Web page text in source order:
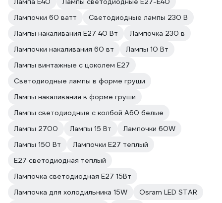
Лампочки 60 ватт
Светодиодные лампы 230 В
Лампы накаливания E27 40 Вт
Лампочка 230 в
Лампочки накаливания 60 вт
Лампы 10 Вт
Лампы винтажные с цоколем E27
Светодиодные лампы в форме груши
Лампы накаливания в форме груши
Лампы светодиодные с колбой A60 белые
Лампы 2700
Лампы 15 Вт
Лампочки 60W
Лампы 150 Вт
Лампочки E27 теплый
E27 светодиодная теплый
Лампочка светодиодная E27 15Вт
Лампочка для холодильника 15W
Osram LED STAR